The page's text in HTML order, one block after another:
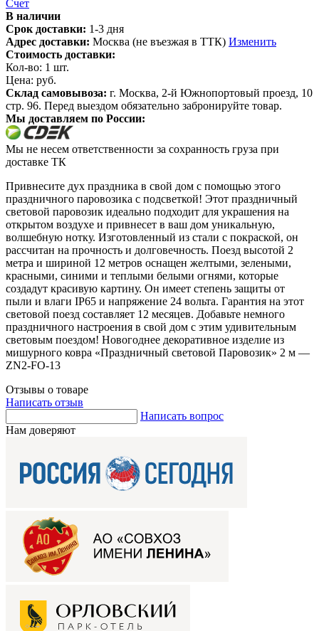
Счет
В наличии
Срок доставки: 1-3 дня
Адрес доставки: Москва (не въезжая в ТТК) Изменить
Стоимость доставки:
Кол-во: 1 шт.
Цена: руб.
Склад самовывоза: г. Москва, 2-й Южнопортовый проезд, 10
стр. 96. Перед выездом обязательно забронируйте товар.
Мы доставляем по России:
Мы не несем ответственности за сохранность груза при
доставке ТК
Привнесите дух праздника в свой дом с помощью этого
праздничного паровозика с подсветкой! Этот праздничный
световой паровозик идеально подходит для украшения на
открытом воздухе и привнесет в ваш дом уникальную,
волшебную нотку. Изготовленный из стали с покраской, он
рассчитан на прочность и долговечность. Поезд высотой 2
метра и шириной 12 метров оснащен желтыми, зелеными,
красными, синими и теплыми белыми огнями, которые
создадут красивую картину. Он имеет степень защиты от
пыли и влаги IP65 и напряжение 24 вольта. Гарантия на этот
световой поезд составляет 12 месяцев. Добавьте немного
праздничного настроения в свой дом с этим удивительным
световым поездом! Новогоднее декоративное изделие из
мишурного ковра «Праздничный световой Паровозик» 2 м —
ZN2-FO-13
Отзывы о товаре
Написать отзыв
Написать вопрос
Нам доверяют